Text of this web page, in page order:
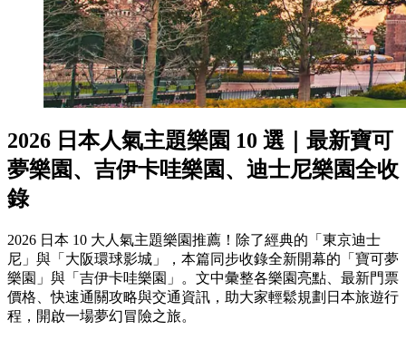
2026 日本人氣主題樂園 10 選｜最新寶可
夢樂園、吉伊卡哇樂園、迪士尼樂園全收
錄
2026 日本 10 大人氣主題樂園推薦！除了經典的「東京迪士
尼」與「大阪環球影城」，本篇同步收錄全新開幕的「寶可夢
樂園」與「吉伊卡哇樂園」。文中彙整各樂園亮點、最新門票
價格、快速通關攻略與交通資訊，助大家輕鬆規劃日本旅遊行
程，開啟一場夢幻冒險之旅。